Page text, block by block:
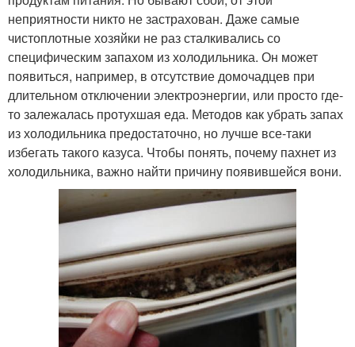
неприятности никто не застрахован. Даже самые
чистоплотные хозяйки не раз сталкивались со
специфическим запахом из холодильника. Он может
появиться, например, в отсутствие домочадцев при
длительном отключении электроэнергии, или просто где-
то залежалась протухшая еда. Методов как убрать запах
из холодильника предостаточно, но лучше все-таки
избегать такого казуса. Чтобы понять, почему пахнет из
холодильника, важно найти причину появившейся вони.